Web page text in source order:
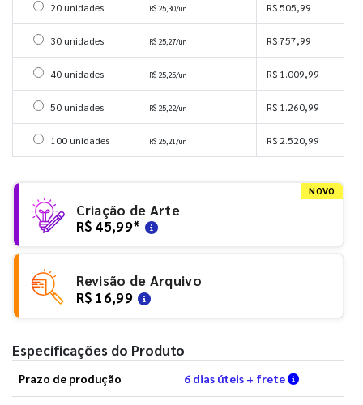
Selecionar 20 unidades
20 unidades R$ 25,30/un R$ 505,99
Selecionar 30 unidades
30 unidades R$ 25,27/un R$ 757,99
Selecionar 40 unidades
40 unidades R$ 25,25/un R$ 1.009,99
Selecionar 50 unidades
50 unidades R$ 25,22/un R$ 1.260,99
Selecionar 100 unidades
100 unidades R$ 25,21/un R$ 2.520,99
NOVO
Criação de Arte
R$ 45,99*
Revisão de Arquivo
R$ 16,99
Especificações do Produto
Prazo de produção 6 dias úteis + frete Verifique